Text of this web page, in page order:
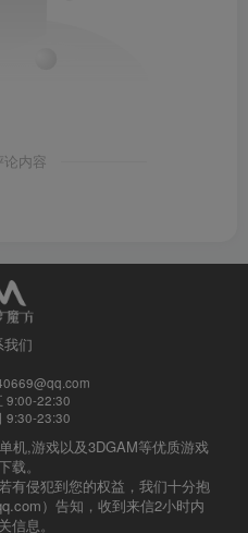
论内容
我们
9:00-22:30
9:30-23:30
机,游戏以及3DGAM等优质游戏
载。
有侵犯到您的权益，我们十分抱
）告知，收到来信2小时内
信息。